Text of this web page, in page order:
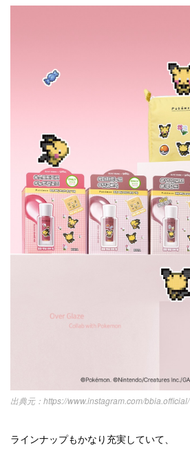
https://www.instagram.com/bbia.official/
ラインナップもかなり充実していて、